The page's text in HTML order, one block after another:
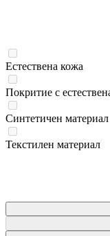
Естествена кожа
Покритие с
Синтетичен материал
Текстилен материал